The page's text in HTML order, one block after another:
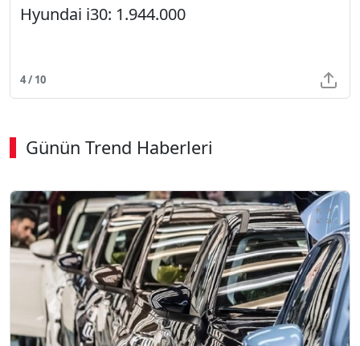
Hyundai i30: 1.944.000
4 / 10
Günün Trend Haberleri